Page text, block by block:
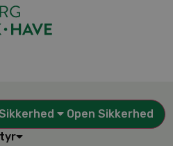
Open Sikkerhed